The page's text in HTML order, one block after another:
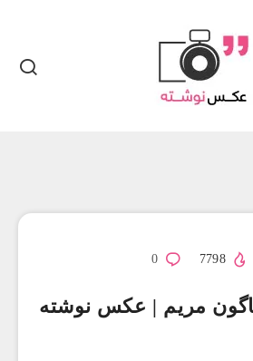
7798
0
مریم | عکس نوشته